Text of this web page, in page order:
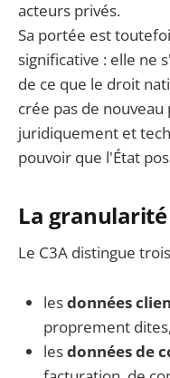
acteurs privés.
Sa portée est
significative : elle ne
de ce que le droit
crée pas de
juridiquement et
pouvoir que l'État
La
Le C3A distingue
lesdonnées
proprement dites,
lesdonnées de